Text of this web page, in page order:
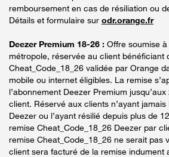
remboursement en cas de résiliation ou
Détails et formulaire sur odr.orange.fr
Deezer Premium 18-26 : Offre soumise
métropole, réservée au client bénéficiant
Cheat_Code_18_26 validée par Orange
mobile ou internet éligibles. La remise
l’abonnement Deezer Premium
client. Réservé aux clients n’ayant
Deezer ou l’ayant résilié depuis plus de
remise Cheat_Code_18_26 Deezer par
remise Cheat_Code_18_26 ne serait pas
client sera facturé de la remise indument